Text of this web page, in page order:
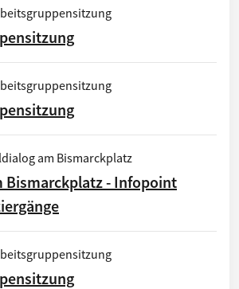
am Bismarckplatz
Bismarckplatz - Infopoint